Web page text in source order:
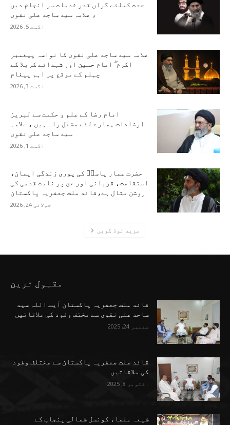
حدت کیلئے گراں قدر خدمات سر انجام دیں
، علامہ سید ساجد علی نقوی
اگست 5, 2026
علامہ سید ساجد علی نقوی کا نواسہ پیغمبر
اکرم ۖ امام حسین اور شہدائے کربلا کے
چہلم کے موقع پر اہم پیغام
اگست 3, 2026
امام رضا کے علم و حکمت سے لبریز
ارشادات ہمارے لئے مشعل راہ ہیں ، علامہ
سید ساجد علی نقوی
اگست 1, 2026
حضرت عمار یاسرؑ کی پوری زندگی ایمان،
استقامت، قربانی اور حق پر ثابت قدمی کی
روشن مثال ہے،قائد ملت جعفریہ پاکستان
جولائی 24, 2026
مزید لوڈ کریں
مقبول ترین
قائد ملت جعفریہ پاکستان آیت اللہ سید
ساجد علی نقوی سے مختف وفود کی ملاقاتیں
ستمبر 24, 2025
قائد ملت جعفریہ پاکستان سے مختلف وفود
کی ملاقاتیں
اکتوبر 8, 2025
شیعہ علماء کونسل شمالی پنجاب کے